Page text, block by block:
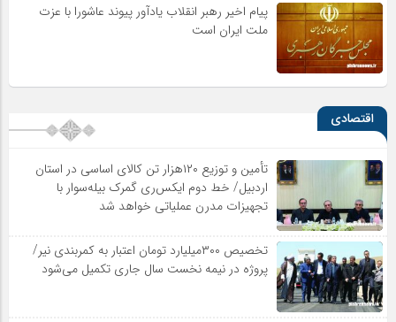
پیام اخیر رهبر انقلاب یادآور پیوند عاشورا با عزت
ملت ایران است
اقتصادی
تأمین و توزیع ۱۲۰هزار تن کالای اساسی در استان
اردبیل/ خط دوم ایکس‌ری گمرک بیله‌سوار با
تجهیزات مدرن عملیاتی خواهد شد
تخصیص ۳۰۰میلیارد تومان اعتبار به کمربندی نیر/
پروژه در نیمه نخست سال جاری تکمیل می‌شود